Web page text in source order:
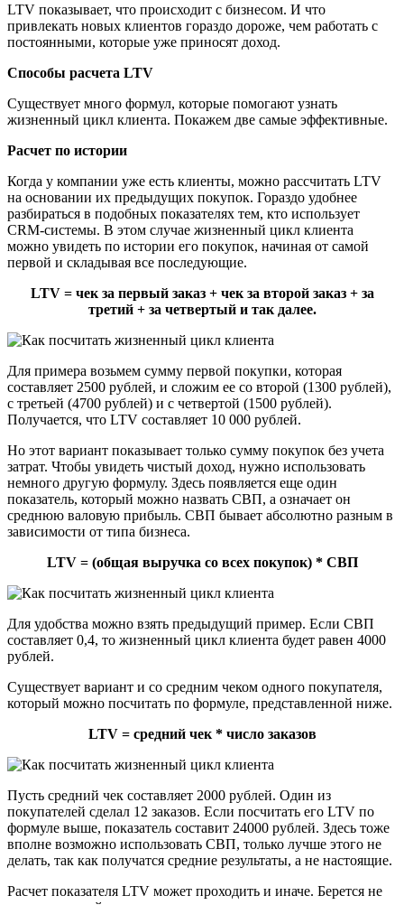
LTV показывает, что происходит с бизнесом. И что
привлекать новых клиентов гораздо дороже, чем работать с
постоянными, которые уже приносят доход.
Способы расчета LTV
Существует много формул, которые помогают узнать
жизненный цикл клиента. Покажем две самые эффективные.
Расчет по истории
Когда у компании уже есть клиенты, можно рассчитать LTV
на основании их предыдущих покупок. Гораздо удобнее
разбираться в подобных показателях тем, кто использует
CRM-системы. В этом случае жизненный цикл клиента
можно увидеть по истории его покупок, начиная от самой
первой и складывая все последующие.
LTV = чек за первый заказ + чек за второй заказ + за
третий + за четвертый и так далее.
Для примера возьмем сумму первой покупки, которая
составляет 2500 рублей, и сложим ее со второй (1300 рублей),
с третьей (4700 рублей) и с четвертой (1500 рублей).
Получается, что LTV составляет 10 000 рублей.
Но этот вариант показывает только сумму покупок без учета
затрат. Чтобы увидеть чистый доход, нужно использовать
немного другую формулу. Здесь появляется еще один
показатель, который можно назвать СВП, а означает он
среднюю валовую прибыль. СВП бывает абсолютно разным в
зависимости от типа бизнеса.
LTV = (общая выручка со всех покупок) * СВП
Для удобства можно взять предыдущий пример. Если СВП
составляет 0,4, то жизненный цикл клиента будет равен 4000
рублей.
Существует вариант и со средним чеком одного покупателя,
который можно посчитать по формуле, представленной ниже.
LTV = средний чек * число заказов
Пусть средний чек составляет 2000 рублей. Один из
покупателей сделал 12 заказов. Если посчитать его LTV по
формуле выше, показатель составит 24000 рублей. Здесь тоже
вполне возможно использовать СВП, только лучше этого не
делать, так как получатся средние результаты, а не настоящие.
Расчет показателя LTV может проходить и иначе. Берется не